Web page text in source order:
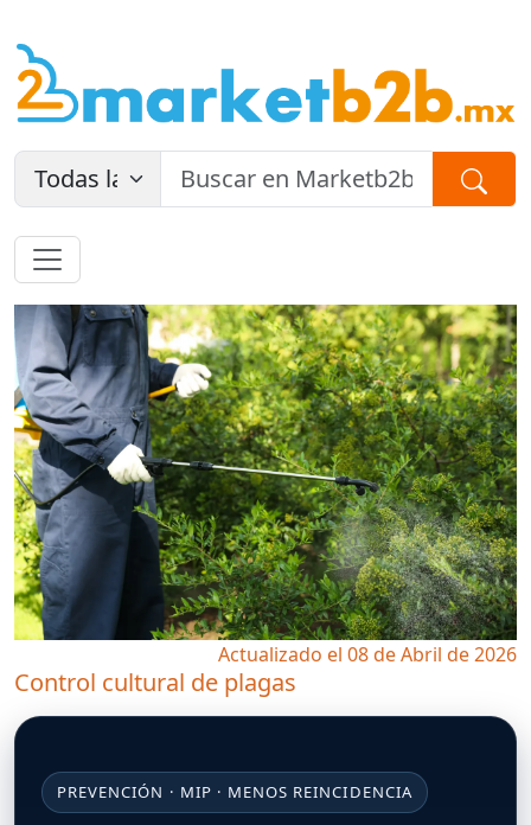
Actualizado el 08 de Abril de 2026
Control cultural de plagas
PREVENCIÓN · MIP · MENOS REINCIDENCIA